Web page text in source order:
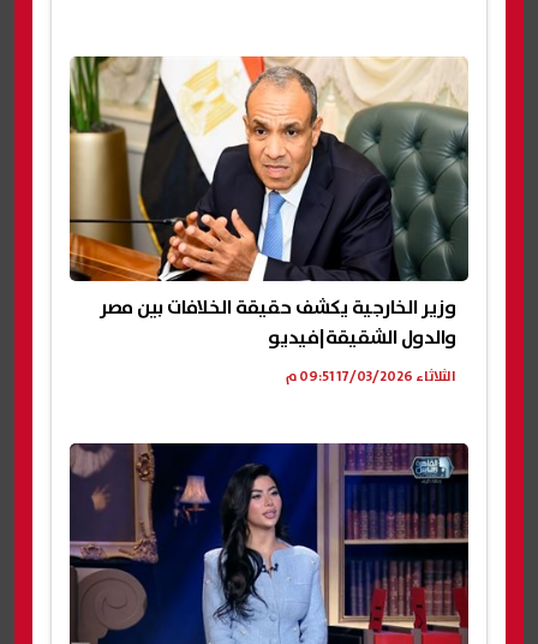
وزير الخارجية يكشف حقيقة الخلافات بين مصر
والدول الشقيقة|فيديو
الثلاثاء 17/03/2026 09:51 م